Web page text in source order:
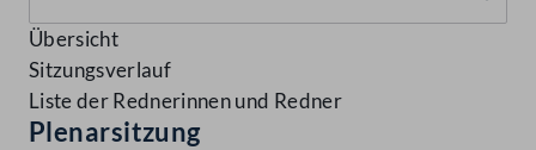
Übersicht
Sitzungsverlauf
Liste der Rednerinnen und Redner
Plenarsitzung